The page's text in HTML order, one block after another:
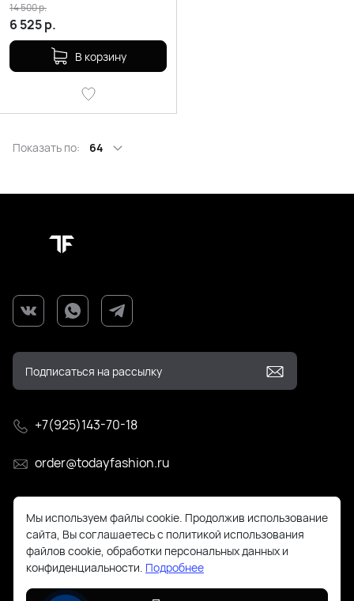
6 525р.
14 500р.
В корзину
Показать по: 64
+7(925)143-70-18
order@todayfashion.ru
Смольная 63Б пав к14
Мы используем файлы cookie. Продолжив использование
сайта, Вы соглашаетесь с политикой использования
файлов cookie, обработки персональных данных и
конфиденциальности. Подробнее